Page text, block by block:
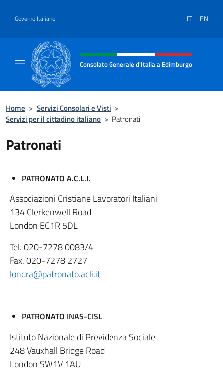
Governo Italiano IT EN
Intestazione sito, social e menù
Consolato Generale d'Italia a Edimburgo
Home > Servizi Consolari e Visti >
Servizi per il cittadino italiano > Patronati
Patronati
PATRONATO A.C.L.I.
Associazioni Cristiane Lavoratori Italiani
134 Clerkenwell Road
London EC1R 5DL
Tel. 020-7278 0083/4
Fax. 020-7278 2727
londra@patronato.acli.it
PATRONATO INAS-CISL
Istituto Nazionale di Previdenza Sociale
248 Vauxhall Bridge Road
London SW1V 1AU